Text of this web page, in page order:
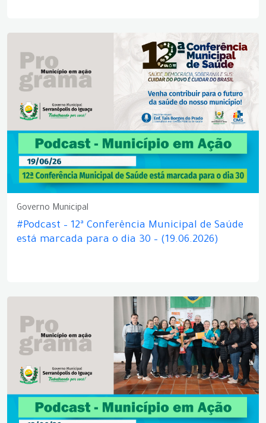
Governo Municipal
#Podcast – 12ª Conferência Municipal de Saúde
está marcada para o dia 30 – (19.06.2026)